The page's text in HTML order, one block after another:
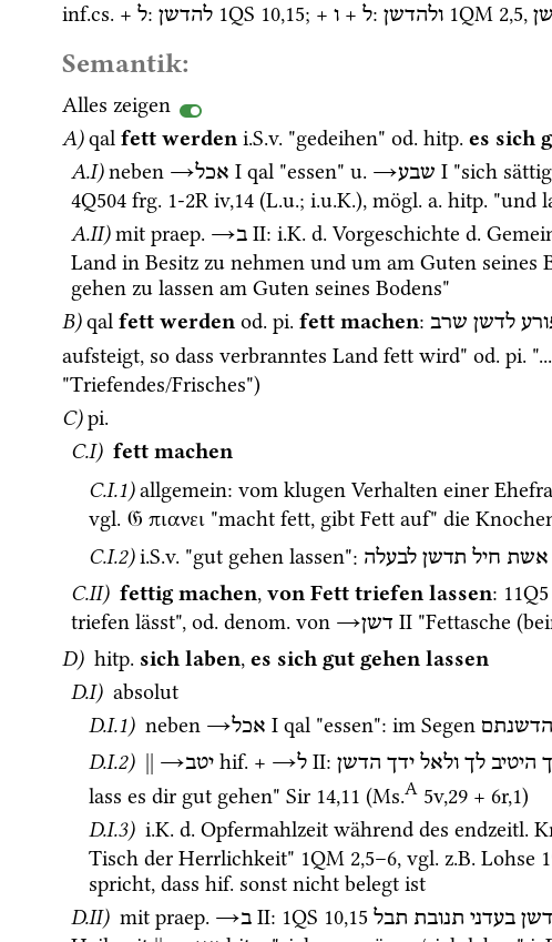
inf.cs. + ל: להדשן 1QS 10,15; + ו + ל: ולהדשן 1QM 2,5,
Semantik:
Alles zeigen
A)qal fett werden i.S.v. "gedeihen" od. hitp. es sich
A.I)neben →אכל ‎ I qal "essen" u. →שבע ‎ I "sich
4Q504 frg. 1-2R iv,14 (L.u.; i.u.K.), mögl. a. hitp. "und
A.II)mit praep. →ב ‎ II: i.K. d. Vorgeschichte d.
Land in Besitz zu nehmen und um am Guten seines
gehen zu lassen am Guten seines Bodens"
B)qal fett werden od. pi. fett machen: לדשן שרב
aufsteigt, so dass verbranntes Land fett wird" od. pi.
"Triefendes/Frisches")
C)pi.
C.I) fett machen
C.I.1)allgemein: vom klugen Verhalten einer
vgl. 𝔊 πιανει "macht fett, gibt Fett auf" die
C.I.2)i.S.v. "gut gehen lassen": אשת חיל תדשן לבעלה
C.II) fettig machen, von Fett triefen lassen: 11Q5
triefen lässt", od. denom. von →דשן ‎ II "Fettasche
D) hitp. sich laben, es sich gut gehen lassen
D.I) absolut
D.I.1) neben →אכל ‎ I qal "essen": im Segen
D.I.2) || →יטב hif. + →ל ‎ II: היטיב לך ולאל ידך הדשן
lass es dir gut gehen" Sir 14,11 (Ms.A 5v,29 + 6r,1)
D.I.3) i.K. d. Opfermahlzeit während des endzeitl.
Tisch der Herrlichkeit" 1QM 2,5–6, vgl. z.B. Lohse
spricht, dass hif. sonst nicht belegt ist
D.II) mit praep. →ב ‎ II: 1QS 10,15 בעדני תנובת תבל